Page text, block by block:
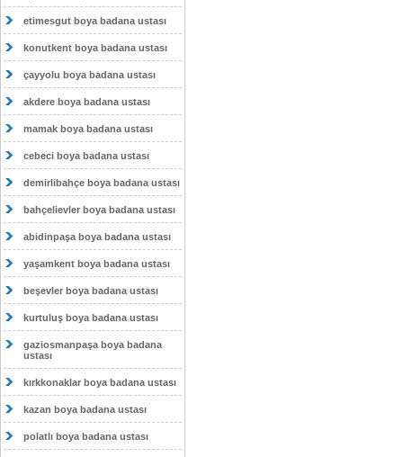
etimesgut boya badana ustası
konutkent boya badana ustası
çayyolu boya badana ustası
akdere boya badana ustası
mamak boya badana ustası
cebeci boya badana ustası
demirlibahçe boya badana ustası
bahçelievler boya badana ustası
abidinpaşa boya badana ustası
yaşamkent boya badana ustası
beşevler boya badana ustası
kurtuluş boya badana ustası
gaziosmanpaşa boya badana
ustası
kırkkonaklar boya badana ustası
kazan boya badana ustası
polatlı boya badana ustası